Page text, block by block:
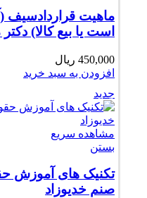
ماهیت قراردادسیف
است یا بیع کالا)
450,000 ریال
افزودن به سبد خرید
جدید
مشاهده سریع
بستن
تکنیک های آموزش
صنم خدیوزاد